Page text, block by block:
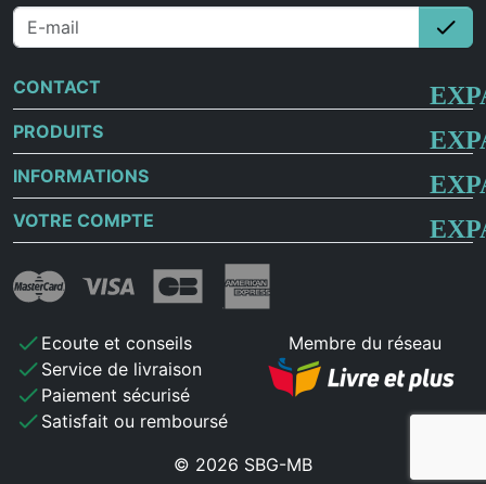
check
CONTACT
PRODUITS
INFORMATIONS
VOTRE COMPTE
check Ecoute et conseils
check Service de livraison
check Paiement sécurisé
check Satisfait ou remboursé
Membre du réseau
© 2026 SBG-MB